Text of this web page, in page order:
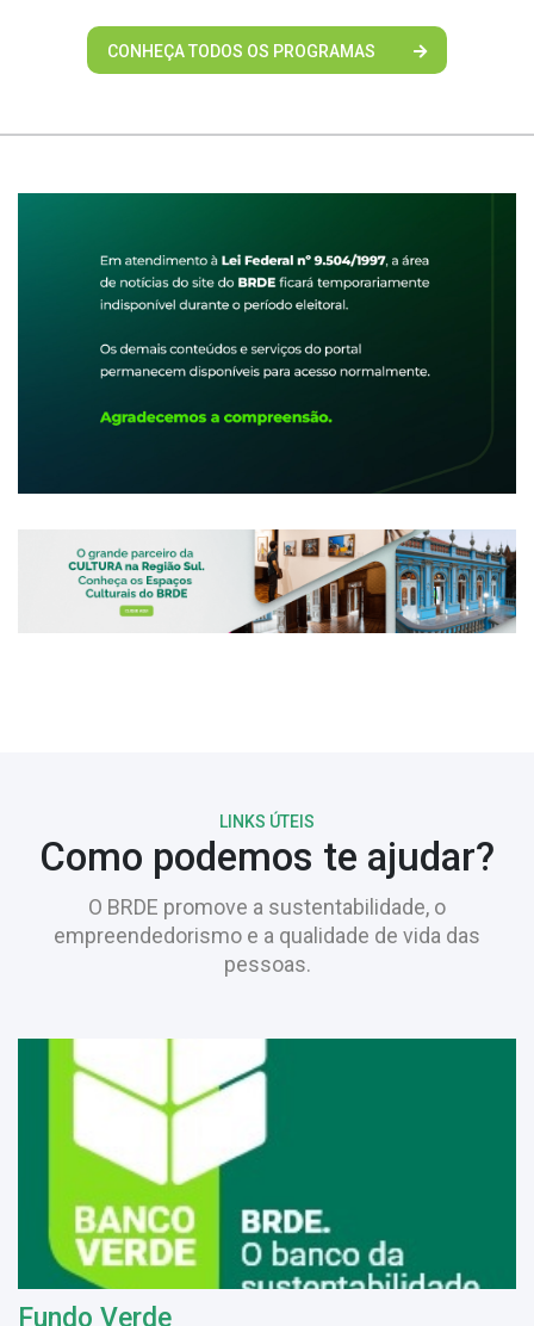
CONHEÇA TODOS OS PROGRAMAS
LINKS ÚTEIS
Como podemos te ajudar?
O BRDE promove a sustentabilidade, o
empreendedorismo e a qualidade de vida das
pessoas.
Fundo Verde